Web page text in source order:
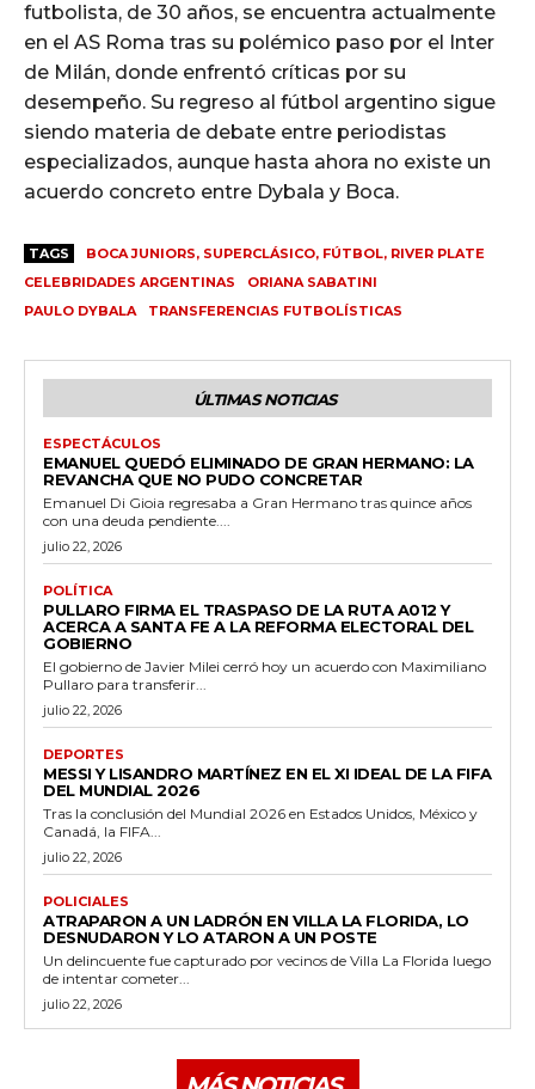
futbolista, de 30 años, se encuentra actualmente
en el AS Roma tras su polémico paso por el Inter
de Milán, donde enfrentó críticas por su
desempeño. Su regreso al fútbol argentino sigue
siendo materia de debate entre periodistas
especializados, aunque hasta ahora no existe un
acuerdo concreto entre Dybala y Boca.
TAGS
BOCA JUNIORS, SUPERCLÁSICO, FÚTBOL, RIVER PLATE
CELEBRIDADES ARGENTINAS
ORIANA SABATINI
PAULO DYBALA
TRANSFERENCIAS FUTBOLÍSTICAS
ÚLTIMAS NOTICIAS
ESPECTÁCULOS
EMANUEL QUEDÓ ELIMINADO DE GRAN HERMANO: LA
REVANCHA QUE NO PUDO CONCRETAR
Emanuel Di Gioia regresaba a Gran Hermano tras quince años
con una deuda pendiente....
julio 22, 2026
POLÍTICA
PULLARO FIRMA EL TRASPASO DE LA RUTA A012 Y
ACERCA A SANTA FE A LA REFORMA ELECTORAL DEL
GOBIERNO
El gobierno de Javier Milei cerró hoy un acuerdo con Maximiliano
Pullaro para transferir...
julio 22, 2026
DEPORTES
MESSI Y LISANDRO MARTÍNEZ EN EL XI IDEAL DE LA FIFA
DEL MUNDIAL 2026
Tras la conclusión del Mundial 2026 en Estados Unidos, México y
Canadá, la FIFA...
julio 22, 2026
POLICIALES
ATRAPARON A UN LADRÓN EN VILLA LA FLORIDA, LO
DESNUDARON Y LO ATARON A UN POSTE
Un delincuente fue capturado por vecinos de Villa La Florida luego
de intentar cometer...
julio 22, 2026